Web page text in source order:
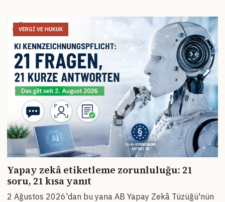
VERGI VE HUKUK
Yapay zekâ etiketleme zorunluluğu: 21
soru, 21 kısa yanıt
2 Ağustos 2026'dan bu yana AB Yapay Zekâ Tüzüğü'nün